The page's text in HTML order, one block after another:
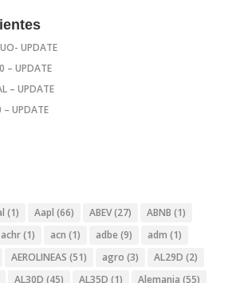
UPDATE
– UPDATE
– UPDATE
– UPDATE
(1) Aapl (66) ABEV(27) ABNB (1)
achr(1) acn (1) adbe (9) adm (1)
AEROLINEAS (51) agro (3) AL29D (2)
AL30D (45) AL35D (1) Alemania (55)